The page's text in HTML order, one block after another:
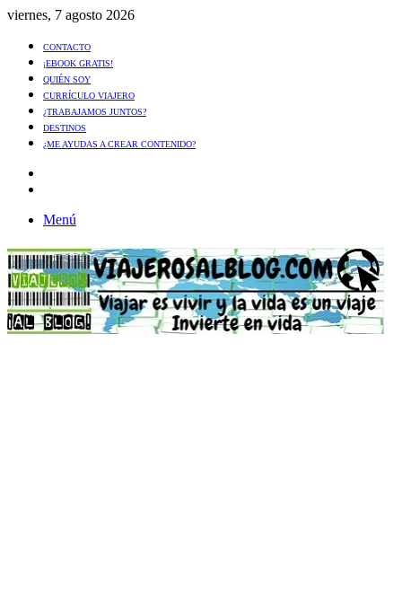
viernes, 7 agosto 2026
CONTACTO
¡EBOOK GRATIS!
QUIÉN SOY
CURRÍCULO VIAJERO
¿TRABAJAMOS JUNTOS?
DESTINOS
¿ME AYUDAS A CREAR CONTENIDO?
Menú